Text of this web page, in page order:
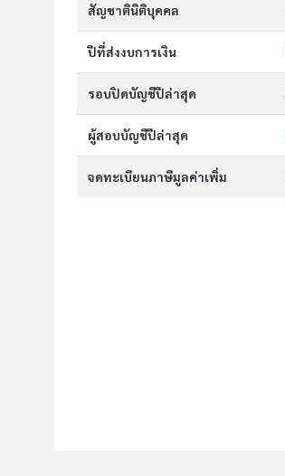
สัญชาตินิติบุคคล
ปีที่ส่งงบการเงิน
รอบปิดบัญชีปีล่าสุด
ผู้สอบบัญชีปีล่าสุด
จดทะเบียนภาษีมูลค่าเพิ่ม